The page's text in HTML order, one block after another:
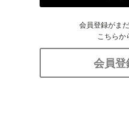
会員登録がま
こちらか
会員登